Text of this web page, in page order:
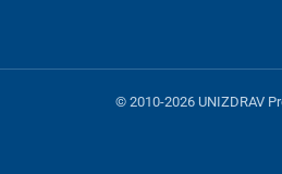
© 2010-2026 UNIZDRAV